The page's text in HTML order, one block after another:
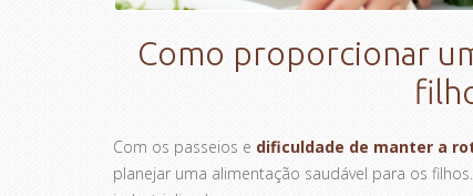
Como proporcionar
Com os passeios e dificuldade de manter a
planejar uma alimentação saudável para os